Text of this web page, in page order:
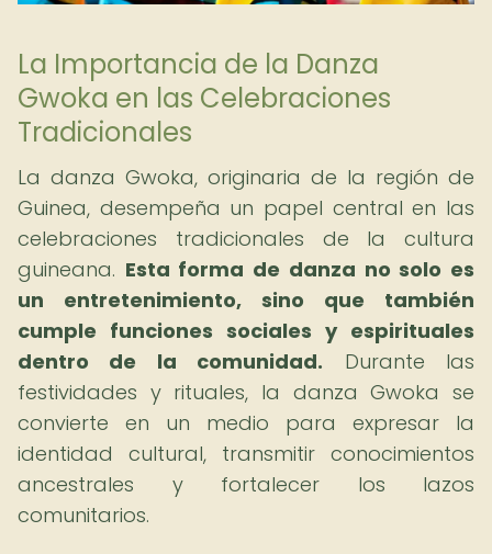
La Importancia de la Danza
Gwoka en las Celebraciones
Tradicionales
La danza Gwoka, originaria de la región de
Guinea, desempeña un papel central en las
celebraciones tradicionales de la cultura
guineana. Esta forma de danza no solo es
un entretenimiento, sino que también
cumple funciones sociales y espirituales
dentro de la comunidad. Durante las
festividades y rituales, la danza Gwoka se
convierte en un medio para expresar la
identidad cultural, transmitir conocimientos
ancestrales y fortalecer los lazos
comunitarios.